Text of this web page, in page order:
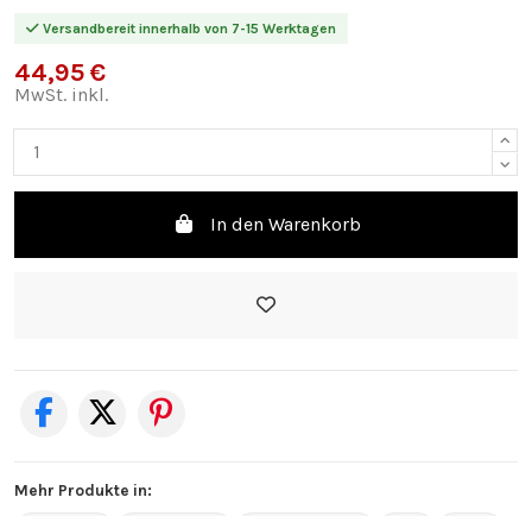
Versandbereit innerhalb von 7-15 Werktagen
44,95 €
MwSt. inkl.
In den Warenkorb
Mehr Produkte in: